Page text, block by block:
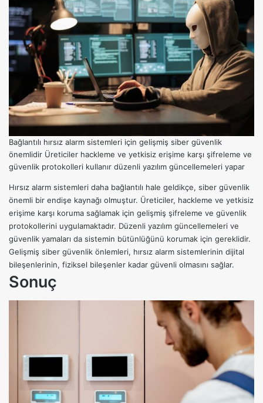
Bağlantılı hırsız alarm sistemleri için gelişmiş siber güvenlik
önemlidir Üreticiler hackleme ve yetkisiz erişime karşı şifreleme ve
güvenlik protokolleri kullanır düzenli yazılım güncellemeleri yapar
Hırsız alarm sistemleri daha bağlantılı hale geldikçe, siber güvenlik
önemli bir endişe kaynağı olmuştur. Üreticiler, hackleme ve yetkisiz
erişime karşı koruma sağlamak için gelişmiş şifreleme ve güvenlik
protokollerini uygulamaktadır. Düzenli yazılım güncellemeleri ve
güvenlik yamaları da sistemin bütünlüğünü korumak için gereklidir.
Gelişmiş siber güvenlik önlemleri, hırsız alarm sistemlerinin dijital
bileşenlerinin, fiziksel bileşenler kadar güvenli olmasını sağlar.
Sonuç